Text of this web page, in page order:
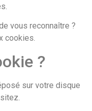
vous reconnaître ?
cookies.
?
sur votre disque